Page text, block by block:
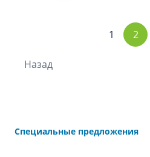
Назад
1 2
Специальные предложения